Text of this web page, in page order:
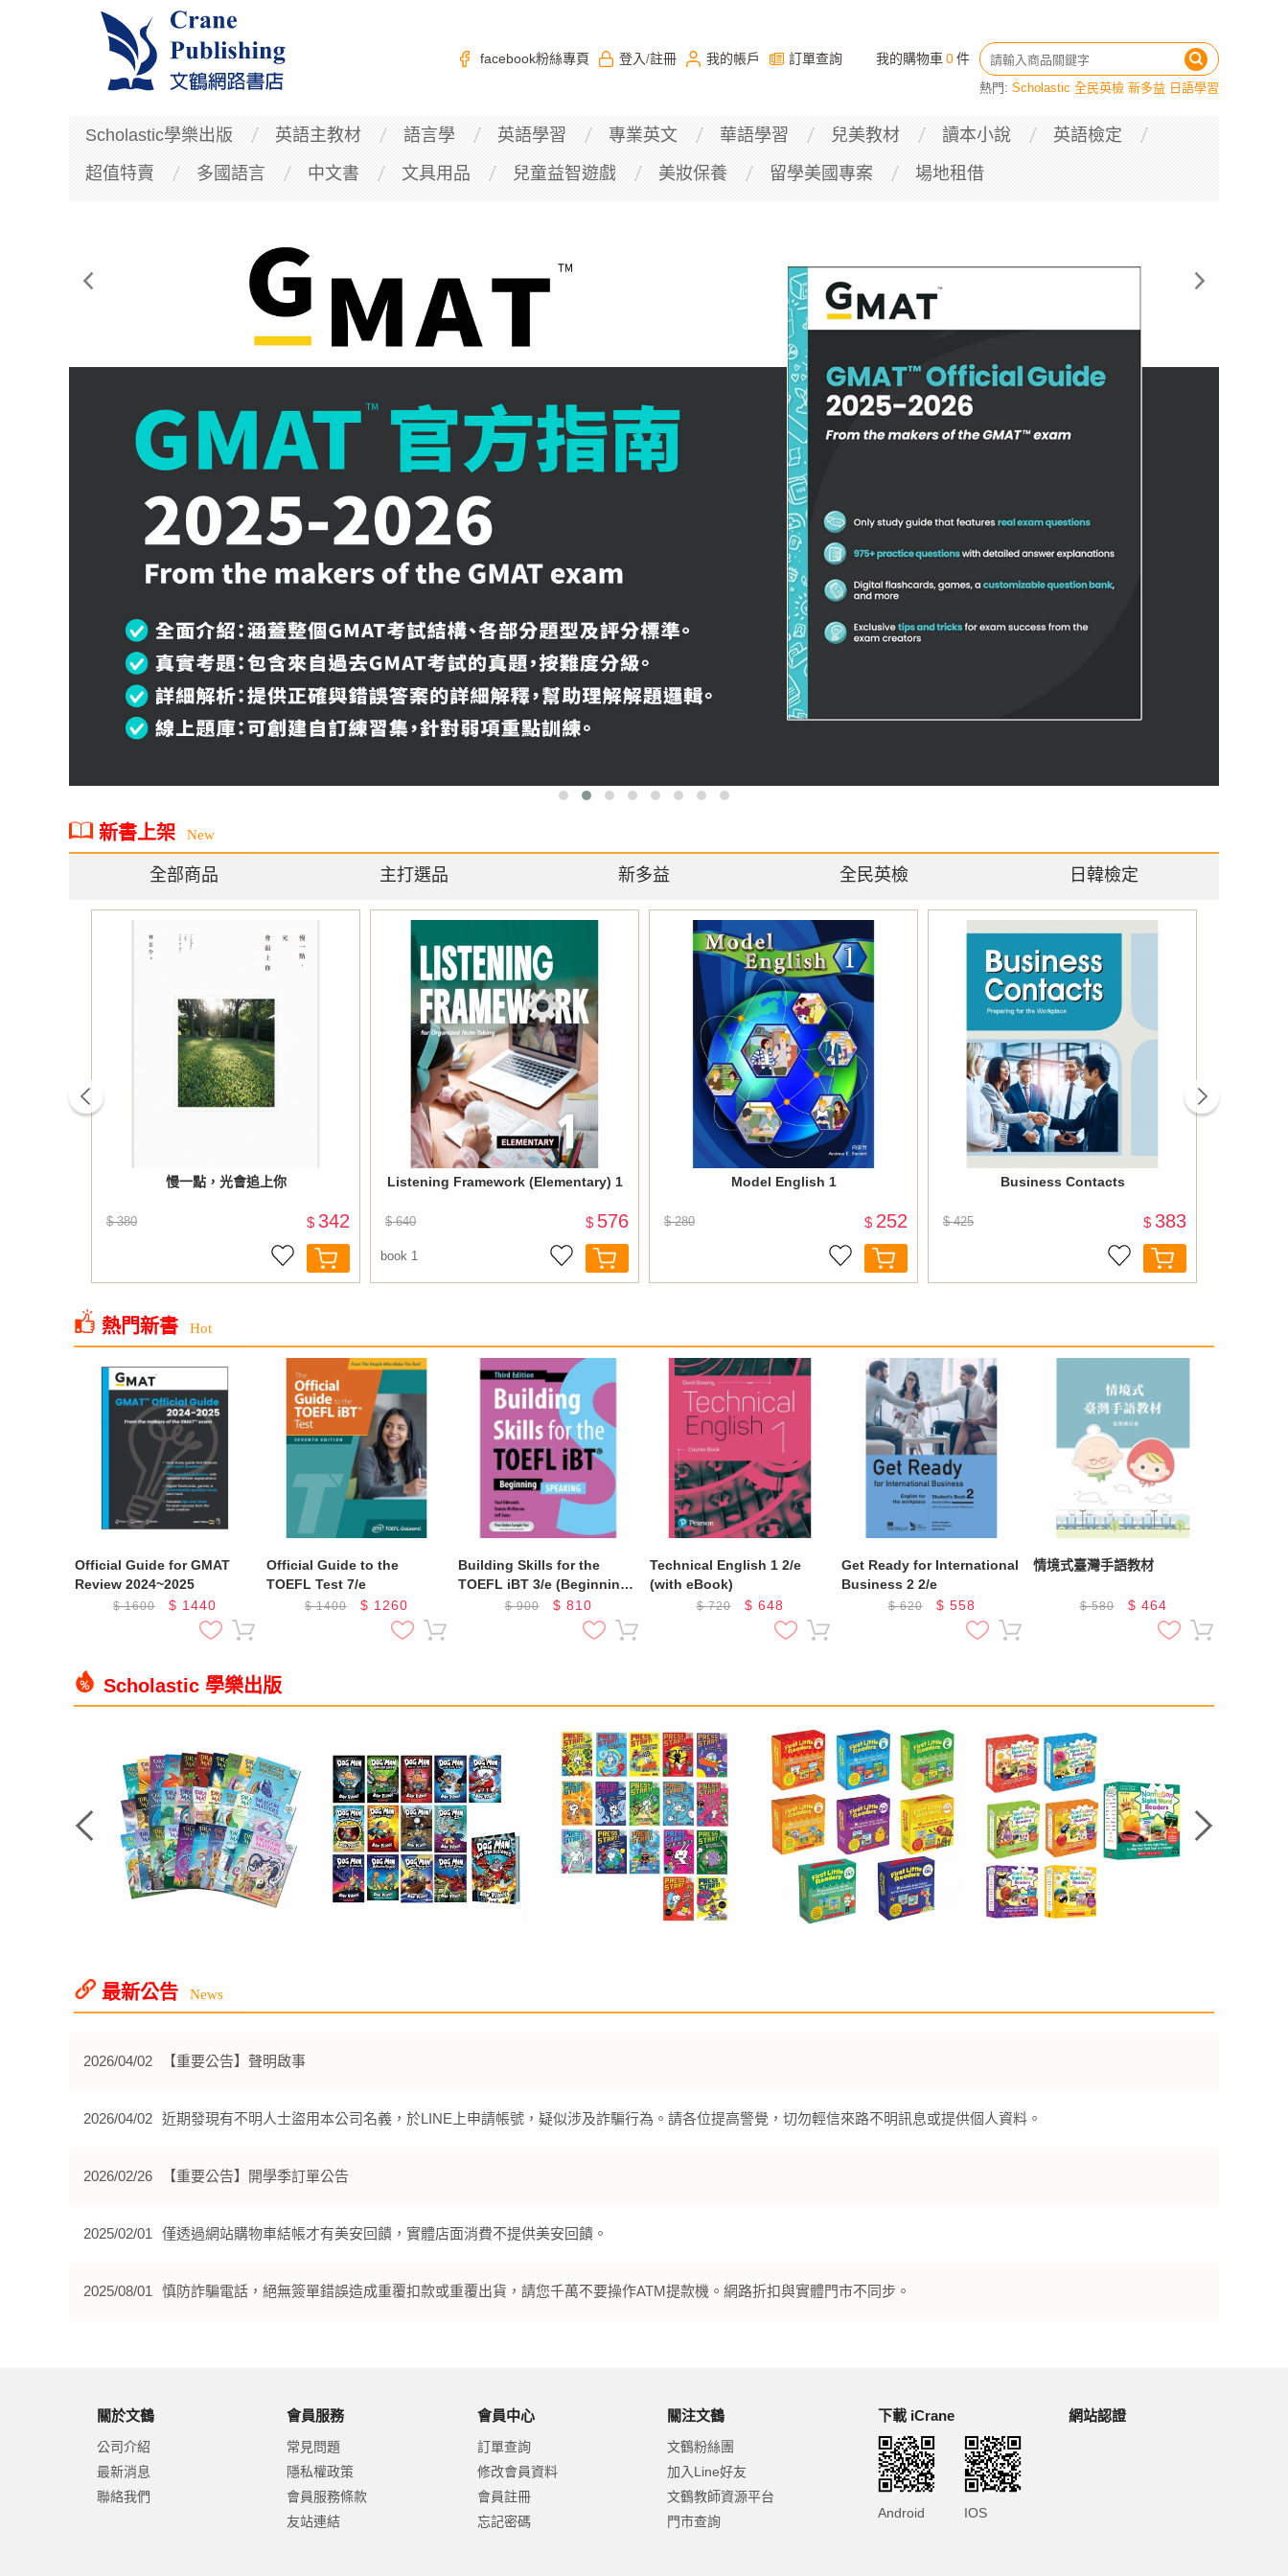
facebook粉絲專頁 登入 /註冊 我的帳戶 訂單查詢 我的購物車 0件
熱門: Scholastic 全民英檢 新多益 日語學習
Scholastic學樂出版 英語主教材 語言學 英語學習 專業英文 華語學習 兒美教材 讀本小說
英語檢定
超值特賣
多國語言 中文書 文具用品 兒童益智遊戲 美妝保養 留學美國專案 場地租借
新書上架 New
全部商品 主打選品 新多益 全民英檢 日韓檢定
慢一點，光會追上你
$ 380 $ 342
Listening Framework (Elementary) 1
$ 640 $ 576
book 1
Model English 1
$ 280 $ 252
Business Contacts
$ 425 $ 383
熱門新書 Hot
Official Guide for GMAT
Review 2024~2025
$1600 $ 1440
Official Guide to the
TOEFL Test 7/e
$1400 $ 1260
Building Skills for the
TOEFL iBT 3/e (Beginning)
(Speaking)
$900 $ 810
Technical English 1 2/e
(with eBook)
$720 $ 648
Get Ready for International
Business 2 2/e
$620 $ 558
情境式臺灣手語教材
$580 $ 464
Scholastic 學樂出版
最新公告 News
2026/04/02 【重要公告】聲明啟事
2026/04/02 近期發現有不明人士盜用本公司名義，於LINE上申請帳號，疑似涉及詐騙行為。請各位提高警覺，切勿輕信來路不明訊息或提供個人資料。
2026/02/26 【重要公告】開學季訂單公告
2025/02/01 僅透過網站購物車結帳才有美安回饋，實體店面消費不提供美安回饋。
2025/08/01 慎防詐騙電話，絕無簽單錯誤造成重覆扣款或重覆出貨，請您千萬不要操作ATM提款機。網路折扣與實體門市不同步。
關於文鶴
公司介紹
最新消息
聯絡我們
會員服務
常見問題
隱私權政策
會員服務條款
友站連結
會員中心
訂單查詢
修改會員資料
會員註冊
忘記密碼
關注文鶴
文鶴粉絲團
加入Line好友
文鶴教師資源平台
門市查詢
下載 iCrane
Android IOS
網站認證